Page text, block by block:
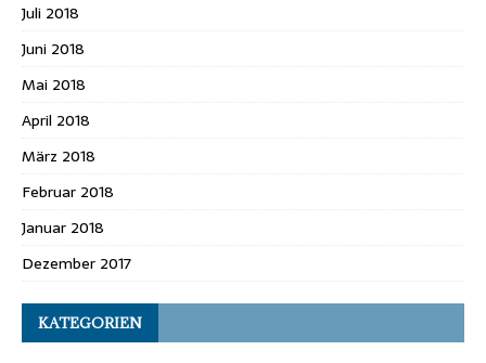
Juli 2018
Juni 2018
Mai 2018
April 2018
März 2018
Februar 2018
Januar 2018
Dezember 2017
KATEGORIEN